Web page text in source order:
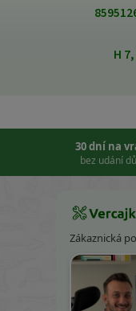
H
30 dní na
bez udání
Zákaznická